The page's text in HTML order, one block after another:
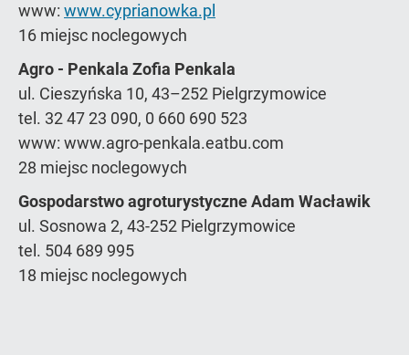
www: www.cyprianowka.pl
16 miejsc noclegowych
Agro - Penkala Zofia Penkala
ul. Cieszyńska 10, 43–252 Pielgrzymowice
tel. 32 47 23 090, 0 660 690 523
www: www.agro-penkala.eatbu.com
28 miejsc noclegowych
Gospodarstwo agroturystyczne Adam Wacławik
ul. Sosnowa 2, 43-252 Pielgrzymowice
tel. 504 689 995
18 miejsc noclegowych